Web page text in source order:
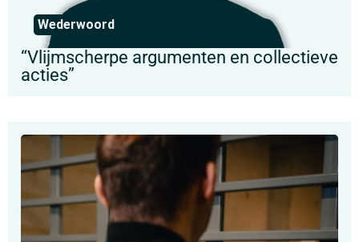
Wederwoord
“Vlijmscherpe argumenten en collectieve
acties”